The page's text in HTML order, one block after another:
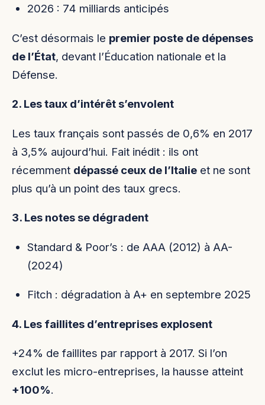
2026 : 74 milliards anticipés
C’est désormais le premier poste de dépenses
de l’État, devant l’Éducation nationale et la
Défense.
2. Les taux d’intérêt s’envolent
Les taux français sont passés de 0,6% en 2017
à 3,5% aujourd’hui. Fait inédit : ils ont
récemment dépassé ceux de l’Italie et ne sont
plus qu’à un point des taux grecs.
3. Les notes se dégradent
Standard & Poor’s : de AAA (2012) à AA-
(2024)
Fitch : dégradation à A+ en septembre 2025
4. Les faillites d’entreprises explosent
+24% de faillites par rapport à 2017. Si l’on
exclut les micro-entreprises, la hausse atteint
+100%.